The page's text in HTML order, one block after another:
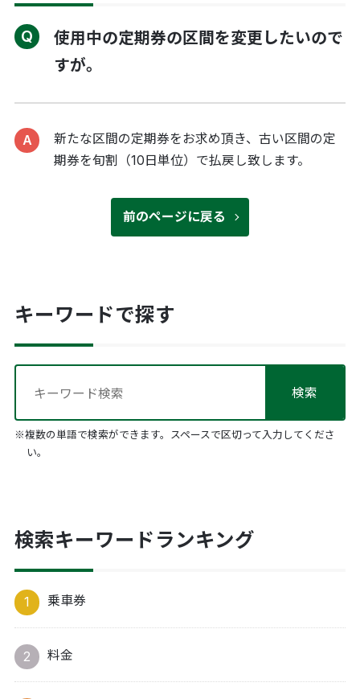
使用中の定期券の区間を変更したいので
すが。
新たな区間の定期券をお求め頂き、古い区間の定
期券を旬割（10日単位）で払戻し致します。
前のページに戻る
キーワードで探す
※複数の単語で検索ができます。スペースで区切って入力してくださ
い。
検索キーワードランキング
乗車券
料金